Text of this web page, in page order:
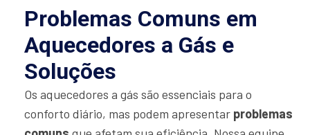
Problemas Comuns em
Aquecedores a Gás e
Soluções
Os aquecedores a gás são essenciais para o
conforto diário, mas podem apresentar problemas